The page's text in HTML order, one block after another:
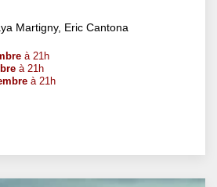
Martigny, Eric Cantona
à 21h
à 21h
à 21h